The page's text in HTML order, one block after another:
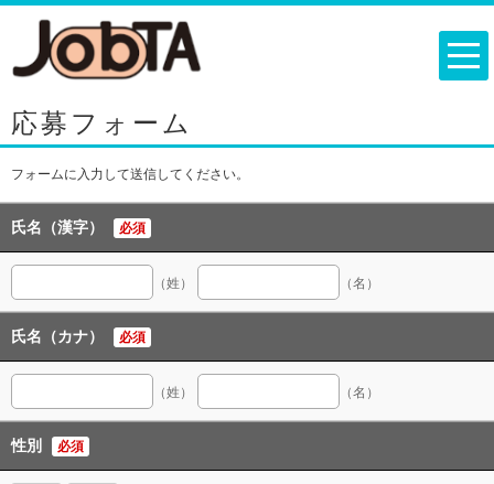
応募フォーム
フォームに入力して送信してください。
氏名（漢字） 必須
（姓） （名）
氏名（カナ） 必須
（姓） （名）
性別 必須